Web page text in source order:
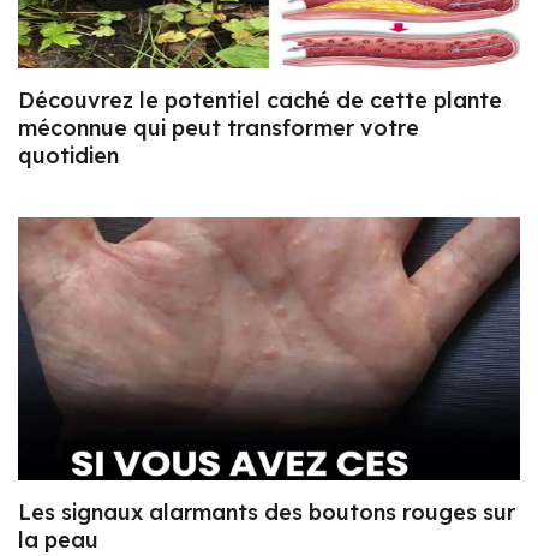
Découvrez le potentiel caché de cette plante
méconnue qui peut transformer votre
quotidien
Les signaux alarmants des boutons rouges sur
la peau